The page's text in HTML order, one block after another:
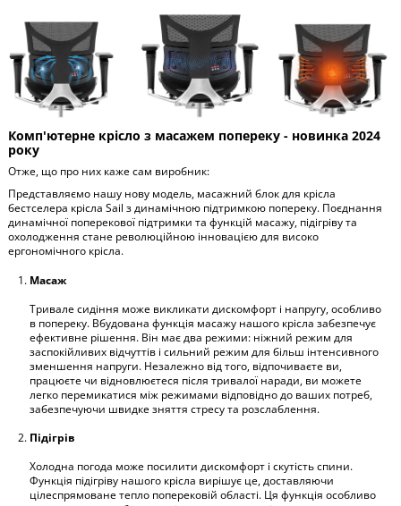
Комп'ютерне крісло з масажем попереку - новинка 2024
року
Отже, що про них каже сам виробник:
Представляємо нашу нову модель, масажний блок для крісла
бестселера крісла Sail з динамічною підтримкою попереку. Поєднання
динамічної поперекової підтримки та функцій масажу, підігріву та
охолодження стане революційною інновацією для високо
ергономічного крісла.
Масаж
Тривале сидіння може викликати дискомфорт і напругу, особливо
в попереку. Вбудована функція масажу нашого крісла забезпечує
ефективне рішення. Він має два режими: ніжний режим для
заспокійливих відчуттів і сильний режим для більш інтенсивного
зменшення напруги. Незалежно від того, відпочиваєте ви,
працюєте чи відновлюєтеся після тривалої наради, ви можете
легко перемикатися між режимами відповідно до ваших потреб,
забезпечуючи швидке зняття стресу та розслаблення.
Підігрів
Холодна погода може посилити дискомфорт і скутість спини.
Функція підігріву нашого крісла вирішує це, доставляючи
цілеспрямоване тепло поперековій області. Ця функція особливо